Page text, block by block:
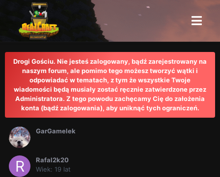
Drogi Gościu. Nie jesteś zalogowany, bądź zarejestrowany na
naszym forum, ale pomimo tego możesz tworzyć wątki i
odpowiadać w tematach, z tym że wszystkie Twoje
wiadomości będą musiały zostać ręcznie zatwierdzone przez
Administratora. Z tego powodu zachęcamy Cię do założenia
konta (bądź zalogowania), aby uniknąć tych ograniczeń.
GarGamelek
Rafal2k20
Wiek: 19 lat